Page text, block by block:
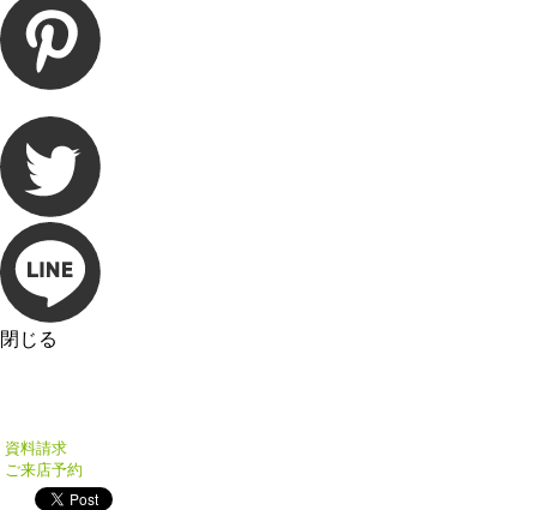
閉じる
資料請求
ご来店予約